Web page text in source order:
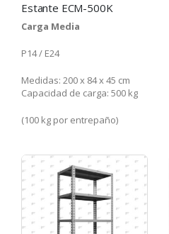
Estante ECM-500K
Carga Media
P14 / E24
Medidas: 200 x 84 x 45 cm
Capacidad de carga: 500 kg
(100 kg por entrepaño)